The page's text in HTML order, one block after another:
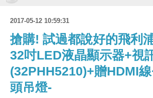
2017-05-12 10:59:31
搶購! 試過都說好的飛利
32吋LED液晶顯示器+視
(32PHH5210)+贈HDMI
頭吊燈-